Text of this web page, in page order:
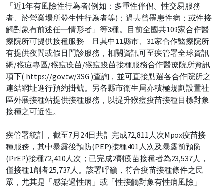
「近1年有風險性行為者(例如：多重性伴侶、性交易服務
者、於營業場所發生性行為者等)；過去曾罹患性病；或性接
觸對象有前述任一情形者」等3種。目前全國共109家合作醫
療院所可提供接種服務，且其中11縣市、31家合作醫療院所
有提供夜間或假日門診服務，相關資訊可至疾管署全球資訊
網/猴痘專區/猴痘疫苗/猴痘疫苗接種服務合作醫療院所資訊
項下( https://gov.tw/3SG )查詢，並可直接點選各合作院所之
連結網址進行預約掛號。另各縣市衛生局亦積極規劃設置社
區外展接種站提供接種服務，以提升猴痘疫苗接種目標對象
接種之可近性。
疾管署統計，截至7月24日共計完成72,811人次Mpox疫苗接
種服務，其中暴露後預防(PEP)接種401人次及暴露前預防
(PrEP)接種72,410人次；已完成2劑疫苗接種者為23,537人，
僅接種1劑者25,737人。該署呼籲，符合疫苗接種條件之民
眾，尤其是「感染過性病」或「性接觸對象有性病風險」